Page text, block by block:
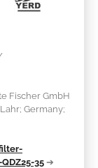
Fischer GmbH
Germany;
35 ➔